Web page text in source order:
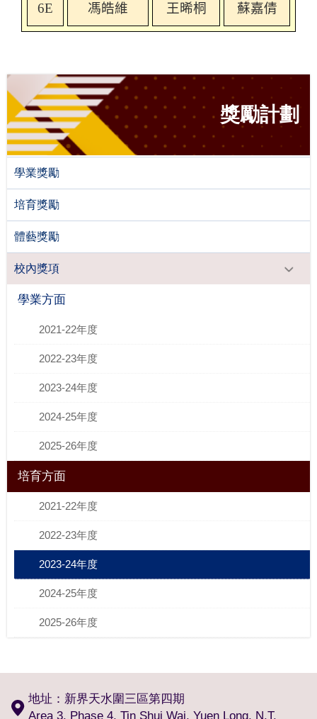
6E 馮皓維 王晞桐 蘇嘉倩
獎勵計劃
學業獎勵
培育獎勵
體藝獎勵
校內獎項
學業方面
2021-22年度
2022-23年度
2023-24年度
2024-25年度
2025-26年度
培育方面
2021-22年度
2022-23年度
2023-24年度
2024-25年度
2025-26年度
地址：新界天水圍三區第四期
Area 3, Phase 4, Tin Shui Wai, Yuen Long, N.T.